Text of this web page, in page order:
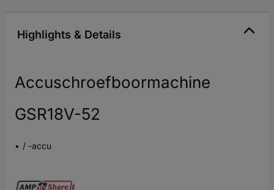
Highlights & Details
Accuschroefboormachine
GSR18V-52
/ -accu